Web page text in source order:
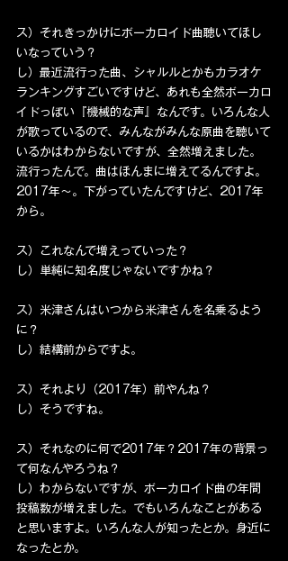
ス）それきっかけにボーカロイド曲聴いてほし
いなっていう？
し）最近流行った曲、シャルルとかもカラオケ
ランキングすごいですけど、あれも全然ボーカロ
イドっぽい『機械的な声』なんです。いろんな人
が歌っているので、みんながみんな原曲を聴いて
いるかはわからないですが、全然増えました。
流行ったんで。曲はほんまに増えてるんですよ。
2017年〜。下がっていたんですけど、2017年
から。
ス）これなんで増えっていった？
し）単純に知名度じゃないですかね？
ス）米津さんはいつから米津さんを名乗るよう
に？
し）結構前からですよ。
ス）それより（2017年）前やんね？
し）そうですね。
ス）それなのに何で2017年？2017年の背景っ
て何なんやろうね？
し）わからないですが、ボーカロイド曲の年間
投稿数が増えました。でもいろんなことがある
と思いますよ。いろんな人が知ったとか。身近に
なったとか。